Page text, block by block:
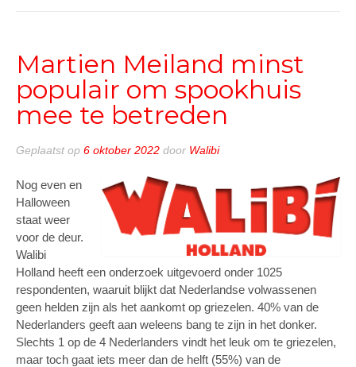
en
opent
vernieuwde
zone
Ground”
Martien Meiland minst
populair om spookhuis
mee te betreden
Geplaatst op 6 oktober 2022 door Walibi
Nog even en
Halloween
staat weer
voor de deur.
Walibi
Holland heeft een onderzoek uitgevoerd onder 1025
respondenten, waaruit blijkt dat Nederlandse volwassenen
geen helden zijn als het aankomt op griezelen. 40% van de
Nederlanders geeft aan weleens bang te zijn in het donker.
Slechts 1 op de 4 Nederlanders vindt het leuk om te griezelen,
maar toch gaat iets meer dan de helft (55%) van de